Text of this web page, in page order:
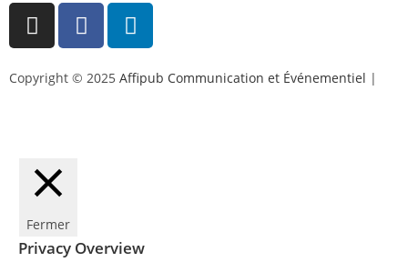
Copyright © 2025 Affipub Communication et Événementiel |
Fermer
Privacy Overview